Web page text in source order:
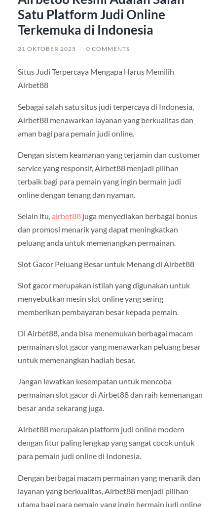
Satu Platform Judi Online
Terkemuka di Indonesia
21 OKTOBER 2025 / 0 COMMENTS
Situs Judi Terpercaya Mengapa Harus Memilih
Airbet88
Sebagai salah satu situs judi terpercaya di Indonesia,
Airbet88 menawarkan layanan yang berkualitas dan
aman bagi para pemain judi online.
Dengan sistem keamanan yang terjamin dan customer
service yang responsif, Airbet88 menjadi pilihan
terbaik bagi para pemain yang ingin bermain judi
online dengan tenang dan nyaman.
Selain itu, airbet88juga menyediakan berbagai bonus
dan promosi menarik yang dapat meningkatkan
peluang anda untuk memenangkan permainan.
Slot Gacor Peluang Besar untuk Menang di Airbet88
Slot gacor merupakan istilah yang digunakan untuk
menyebutkan mesin slot online yang sering
memberikan pembayaran besar kepada pemain.
Di Airbet88, anda bisa menemukan berbagai macam
permainan slot gacor yang menawarkan peluang besar
untuk memenangkan hadiah besar.
Jangan lewatkan kesempatan untuk mencoba
permainan slot gacor di Airbet88 dan raih kemenangan
besar anda sekarang juga.
Airbet88 merupakan platform judi online modern
dengan fitur paling lengkap yang sangat cocok untuk
para pemain judi online di Indonesia.
Dengan berbagai macam permainan yang menarik dan
layanan yang berkualitas, Airbet88 menjadi pilihan
utama bagi para pemain yang ingin bermain judi online